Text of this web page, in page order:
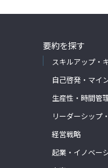
要約を探す
スキルアップ・
自己啓発・マイ
生産性・時間管
リーダーシップ
経営戦略
起業・イノベー